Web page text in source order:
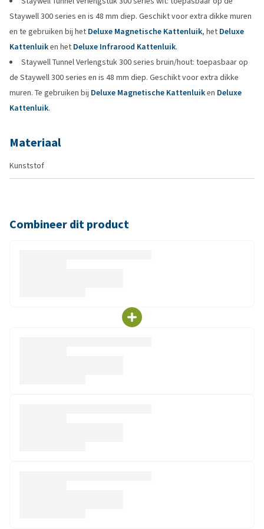
Staywell 300 series en is 48 mm diep. Geschikt voor extra dikke muren
en te gebruiken bij het Deluxe Magnetische Kattenluik, het Deluxe
Kattenluiken het Deluxe Infrarood Kattenluik.
Staywell Tunnel Verlengstuk 300 series bruin/hout: toepasbaar op
de Staywell 300 series en is 48 mm diep. Geschikt voor extra dikke
muren. Te gebruiken bij Deluxe Magnetische Kattenluiken Deluxe
Kattenluik.
Materiaal
Kunststof
Combineer dit product